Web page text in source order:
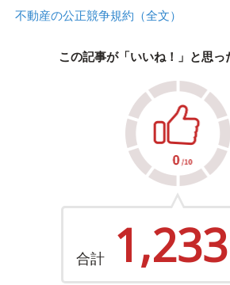
不動産の公正競争規約（全文）
この記事が「いいね！」と思っ
合計 1,233